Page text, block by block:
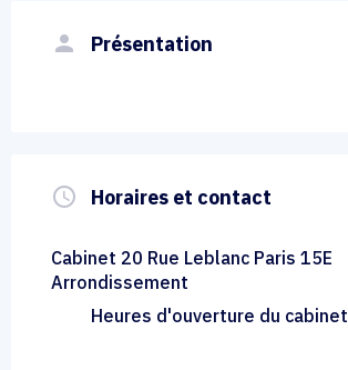
person Présentation
query_builder Horaires et contact
Cabinet 20 Rue Leblanc Paris 15E
Arrondissement
Heures d'ouverture du cabinet